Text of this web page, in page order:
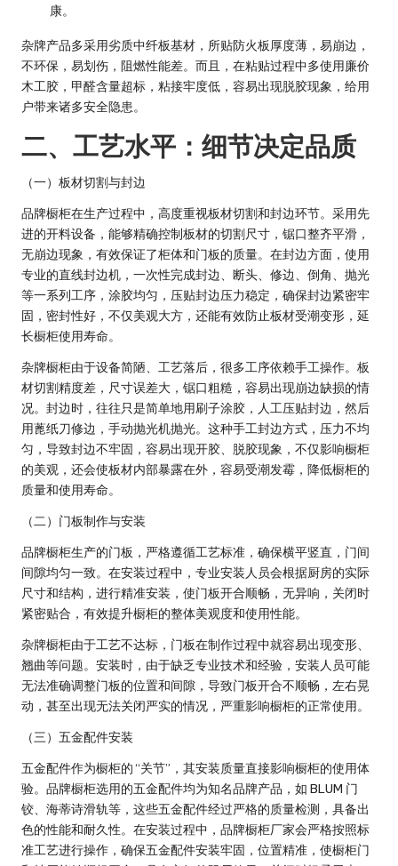
康。
杂牌产品多采用劣质中纤板基材，所贴防火板厚度薄，易崩边，
不环保，易划伤，阻燃性能差。而且，在粘贴过程中多使用廉价
木工胶，甲醛含量超标，粘接牢度低，容易出现脱胶现象，给用
户带来诸多安全隐患。
二、工艺水平：细节决定品质
（一）板材切割与封边
品牌橱柜在生产过程中，高度重视板材切割和封边环节。采用先
进的开料设备，能够精确控制板材的切割尺寸，锯口整齐平滑，
无崩边现象，有效保证了柜体和门板的质量。在封边方面，使用
专业的直线封边机，一次性完成封边、断头、修边、倒角、抛光
等一系列工序，涂胶均匀，压贴封边压力稳定，确保封边紧密牢
固，密封性好，不仅美观大方，还能有效防止板材受潮变形，延
长橱柜使用寿命。
杂牌橱柜由于设备简陋、工艺落后，很多工序依赖手工操作。板
材切割精度差，尺寸误差大，锯口粗糙，容易出现崩边缺损的情
况。封边时，往往只是简单地用刷子涂胶，人工压贴封边，然后
用蓖纸刀修边，手动抛光机抛光。这种手工封边方式，压力不均
匀，导致封边不牢固，容易出现开胶、脱胶现象，不仅影响橱柜
的美观，还会使板材内部暴露在外，容易受潮发霉，降低橱柜的
质量和使用寿命。
（二）门板制作与安装
品牌橱柜生产的门板，严格遵循工艺标准，确保横平竖直，门间
间隙均匀一致。在安装过程中，专业安装人员会根据厨房的实际
尺寸和结构，进行精准安装，使门板开合顺畅，无异响，关闭时
紧密贴合，有效提升橱柜的整体美观度和使用性能。
杂牌橱柜由于工艺不达标，门板在制作过程中就容易出现变形、
翘曲等问题。安装时，由于缺乏专业技术和经验，安装人员可能
无法准确调整门板的位置和间隙，导致门板开合不顺畅，左右晃
动，甚至出现无法关闭严实的情况，严重影响橱柜的正常使用。
（三）五金配件安装
五金配件作为橱柜的 “关节”，其安装质量直接影响橱柜的使用体
验。品牌橱柜选用的五金配件均为知名品牌产品，如 BLUM 门
铰、海蒂诗滑轨等，这些五金配件经过严格的质量检测，具备出
色的性能和耐久性。在安装过程中，品牌橱柜厂家会严格按照标
准工艺进行操作，确保五金配件安装牢固，位置精准，使橱柜门